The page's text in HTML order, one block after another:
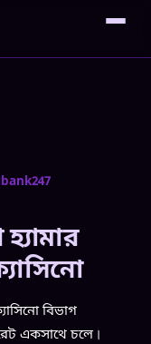
বিভাগ
একসাথে চলে।